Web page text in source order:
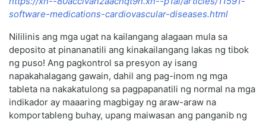
software-medications-cardiovascular-diseases.html
Nililinis ang mga ugat na kailangang alagaan mula sa
deposito at pinananatili ang kinakailangang lakas ng tibok
ng puso! Ang pagkontrol sa presyon ay isang
napakahalagang gawain, dahil ang pag-inom ng mga
tableta na nakakatulong sa pagpapanatili ng normal na mga
indikador ay maaaring magbigay ng araw-araw na
komportableng buhay, upang maiwasan ang panganib ng